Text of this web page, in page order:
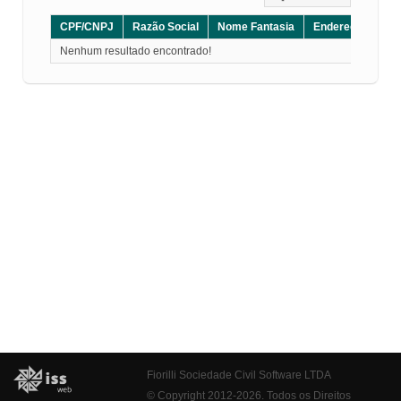
CPF/CNPJ Razão Social Nome Fantasia Endereço
Nenhum resultado encontrado!
Fiorilli Sociedade Civil Software LTDA
© Copyright 2012-2026. Todos os Direitos